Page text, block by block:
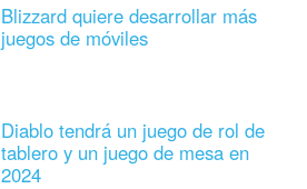
Blizzard quiere desarrollar más
juegos de móviles
Diablo tendrá un juego de rol de
tablero y un juego de mesa en
2024